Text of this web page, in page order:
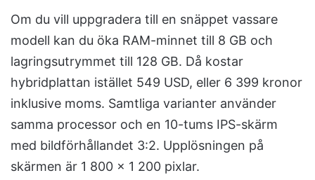
Om du vill uppgradera till en snäppet vassare
modell kan du öka RAM-minnet till 8 GB och
lagringsutrymmet till 128 GB. Då kostar
hybridplattan istället 549 USD, eller 6 399 kronor
inklusive moms. Samtliga varianter använder
samma processor och en 10-tums IPS-skärm
med bildförhållandet 3:2. Upplösningen på
skärmen är 1 800 x 1 200 pixlar.